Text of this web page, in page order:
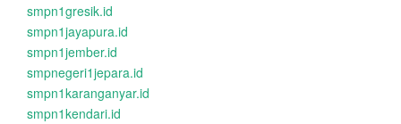
smpn1gresik.id
smpn1jayapura.id
smpn1jember.id
smpnegeri1jepara.id
smpn1karanganyar.id
smpn1kendari.id